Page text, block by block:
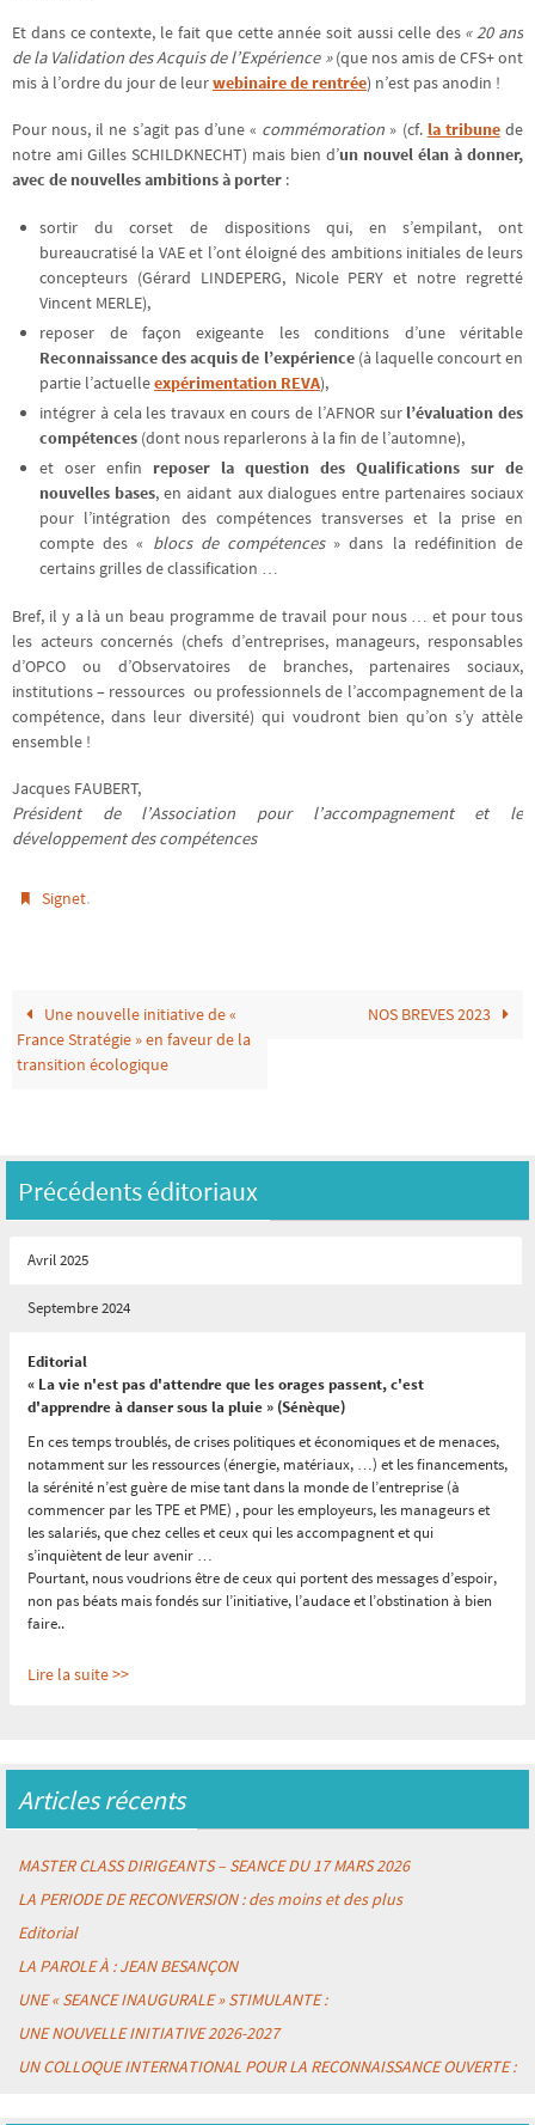
Et dans ce contexte, le fait que cette année soit aussi celle des « 20 ans
de la Validation des Acquis de l’Expérience »(que nos amis de CFS+ ont
mis à l’ordre du jour de leurwebinaire de rentrée) n’est pas anodin !
Pour nous, il ne s’agit pas d’une « commémoration » (cf. la tribunede
notre ami Gilles SCHILDKNECHT) mais bien d’un nouvel élan à donner,
avec de nouvelles ambitions à porter :
sortir du corset de dispositions qui, en s’empilant, ont
bureaucratisé la VAE et l’ont éloigné des ambitions initiales de leurs
concepteurs (Gérard LINDEPERG, Nicole PERY et notre regretté
Vincent MERLE),
reposer de façon exigeante les conditions d’une véritable
Reconnaissance des acquis de l’expérience (à laquelle concourt en
partie l’actuelleexpérimentation REVA),
intégrer à cela les travaux en cours de l’AFNOR sur l’évaluation des
compétences (dont nous reparlerons à la fin de l’automne),
et oser enfin reposer la question des Qualifications sur de
nouvelles bases, en aidant aux dialogues entre partenaires sociaux
pour l’intégration des compétences transverses et la prise en
compte des « blocs de compétences » dans la redéfinition de
certains grilles de classification …
Bref, il y a là un beau programme de travail pour nous … et pour tous
les acteurs concernés (chefs d’entreprises, manageurs, responsables
d’OPCO ou d’Observatoires de branches, partenaires sociaux,
institutions – ressources ou professionnels de l’accompagnement de la
compétence, dans leur diversité) qui voudront bien qu’on s’y attèle
ensemble !
Jacques FAUBERT,
Président de l’Association pour l’accompagnement et le
développement des compétences
Signet.
Une nouvelle initiative de «
France Stratégie » en faveur de la
transition écologique
NOS BREVES 2023
Précédents éditoriaux
Avril 2025
Septembre 2024
Editorial
« La vie n'est pas d'attendre que les orages passent, c'est
d'apprendre à danser sous la pluie » (Sénèque)
En ces temps troublés, de crises politiques et économiques et de menaces,
notamment sur les ressources (énergie, matériaux, …) et les financements,
la sérénité n’est guère de mise tant dans la monde de l’entreprise (à
commencer par les TPE et PME) , pour les employeurs, les manageurs et
les salariés, que chez celles et ceux qui les accompagnent et qui
s’inquiètent de leur avenir …
Pourtant, nous voudrions être de ceux qui portent des messages d’espoir,
non pas béats mais fondés sur l’initiative, l’audace et l’obstination à bien
faire..
Lire la suite >>
Le fait que l’expérience et sa reconnaissance précèdent (et nourrissent) la
reviendra largement début novembre).
sorte, il reste beaucoup de paramètres à prendre en compte et faire
bouger pour que cela
compétences, en Europe et surtout en France , où tant d’acteurs sont
tellement attachés à un triptyque
Lire la suite >>
Articles récents
MASTER CLASS DIRIGEANTS – SEANCE DU 17 MARS 2026
LA PERIODE DE RECONVERSION : des moins et des plus
Editorial
LA PAROLE À : JEAN BESANÇON
UNE « SEANCE INAUGURALE » STIMULANTE :
UNE NOUVELLE INITIATIVE 2026-2027
UN COLLOQUE INTERNATIONAL POUR LA RECONNAISSANCE OUVERTE :